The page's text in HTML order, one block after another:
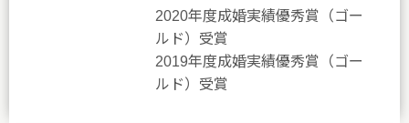
2020年度成婚実績優秀賞（ゴー
ルド）受賞
2019年度成婚実績優秀賞（ゴー
ルド）受賞